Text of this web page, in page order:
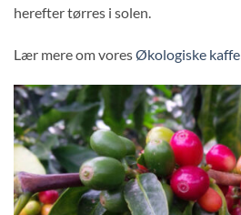
herefter tørres i solen.
Lær mere om voresØkologiske kaffe